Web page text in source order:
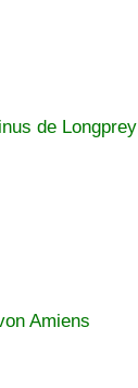
de Longprey
Amiens